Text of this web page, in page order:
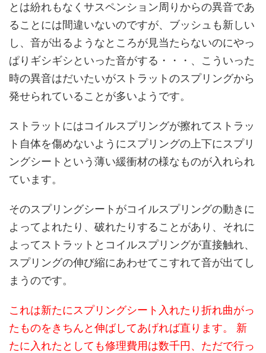
とは紛れもなくサスペンション周りからの異音であ
ることには間違いないのですが、ブッシュも新しい
し、音が出るようなところが見当たらないのにやっ
ぱりギシギシといった音がする・・・、こういった
時の異音はだいたいがストラットのスプリングから
発せられていることが多いようです。
ストラットにはコイルスプリングが擦れてストラッ
ト自体を傷めないようにスプリングの上下にスプリ
ングシートという薄い緩衝材の様なものが入れられ
ています。
そのスプリングシートがコイルスプリングの動きに
よってよれたり、破れたりすることがあり、それに
よってストラットとコイルスプリングが直接触れ、
スプリングの伸び縮にあわせてこすれて音が出てし
まうのです。
これは新たにスプリングシート入れたり折れ曲がっ
たものをきちんと伸ばしてあげれば直ります。 新
たに入れたとしても修理費用は数千円、ただで行っ